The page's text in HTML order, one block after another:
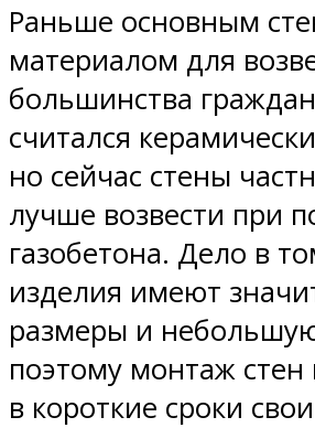
Раньше основным
материалом для
большинства
считался
но сейчас стены
лучше возвести при
газобетона. Дело в
изделия имеют
размеры и
поэтому монтаж стен
в короткие сроки